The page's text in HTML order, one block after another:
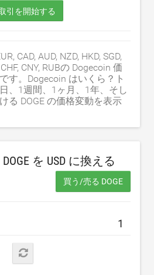
引を開始する
CAD, AUD, NZD, HKD, SGD,
CNY, RUBの Dogecoin 価
す。Dogecoin はいくら？ト
、1週間、1ヶ月、1年、そし
る DOGE の価格変動を表示
を USD に換える
買う/売る DOGE